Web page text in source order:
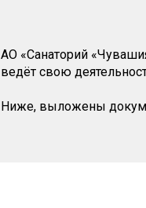
АО «Санаторий
ведёт свою
Ниже, выложены